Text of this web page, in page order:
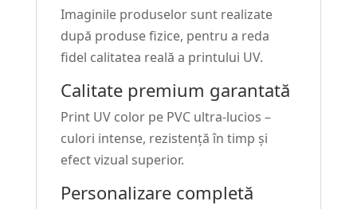
Imaginile produselor sunt realizate
după produse fizice, pentru a reda
fidel calitatea reală a printului UV.
Calitate premium garantată
Print UV color pe PVC ultra-lucios –
culori intense, rezistență în timp și
efect vizual superior.
Personalizare completă